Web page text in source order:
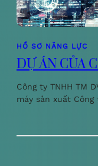
HỒ SƠ NĂNG LỰC
DỰ ÁN CỦA
Công ty TNHH TM
máy sản xuất Công